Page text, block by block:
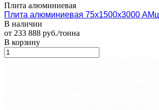
Плита алюминиевая
Плита алюминиевая 75х1500х3000 АМц
В наличии
от 233 888 руб./тонна
В корзину